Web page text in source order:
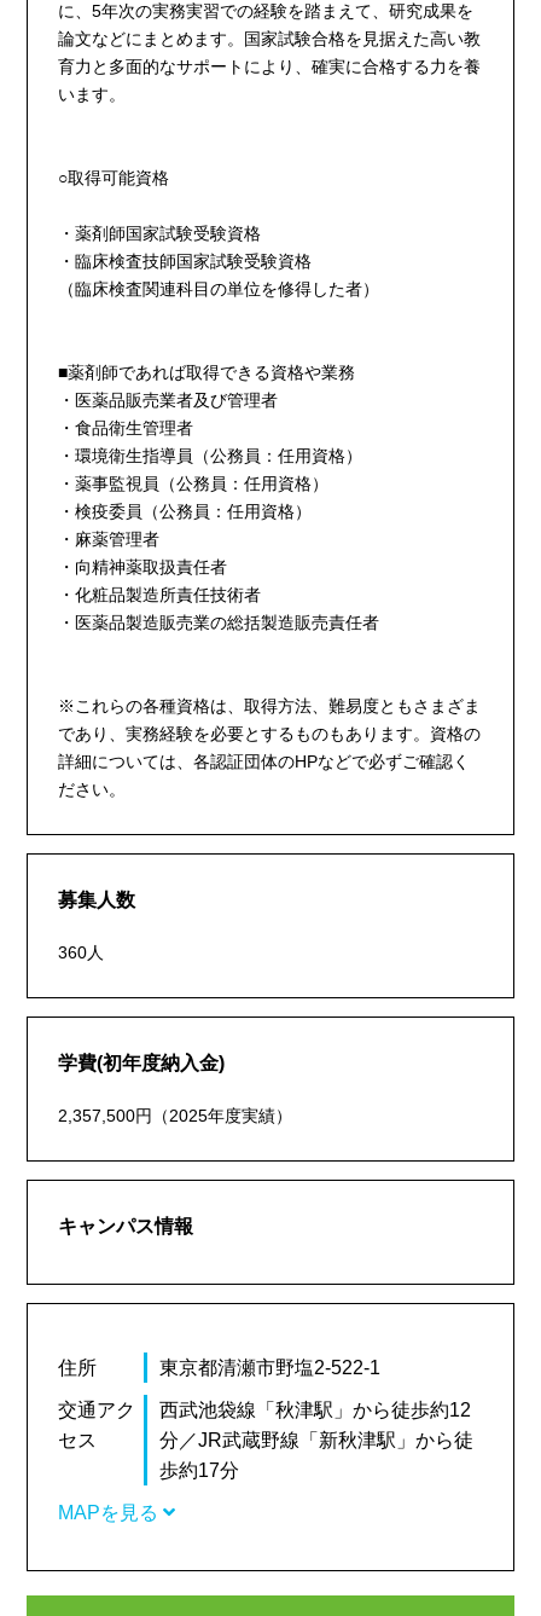
に、5年次の実務実習での経験を踏まえて、研究成果を
論文などにまとめます。国家試験合格を見据えた高い教
育力と多面的なサポートにより、確実に合格する力を養
います。
○取得可能資格
・薬剤師国家試験受験資格
・臨床検査技師国家試験受験資格
（臨床検査関連科目の単位を修得した者）
■薬剤師であれば取得できる資格や業務
・医薬品販売業者及び管理者
・食品衛生管理者
・環境衛生指導員（公務員：任用資格）
・薬事監視員（公務員：任用資格）
・検疫委員（公務員：任用資格）
・麻薬管理者
・向精神薬取扱責任者
・化粧品製造所責任技術者
・医薬品製造販売業の総括製造販売責任者
※これらの各種資格は、取得方法、難易度ともさまざま
であり、実務経験を必要とするものもあります。資格の
詳細については、各認証団体のHPなどで必ずご確認く
ださい。
募集人数
360人
学費(初年度納入金)
2,357,500円（2025年度実績）
キャンパス情報
住所 東京都清瀬市野塩2-522-1
交通アク
セス
西武池袋線「秋津駅」から徒歩約12
分／JR武蔵野線「新秋津駅」から徒
歩約17分
MAPを見る